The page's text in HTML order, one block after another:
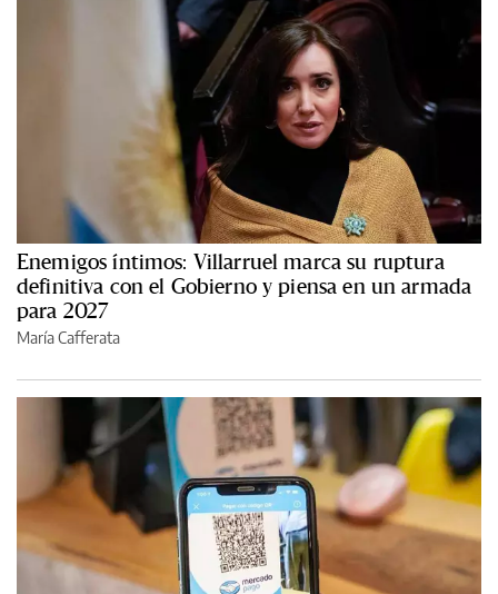
Enemigos íntimos: Villarruel marca su ruptura
definitiva con el Gobierno y piensa en un armada
para 2027
María Cafferata